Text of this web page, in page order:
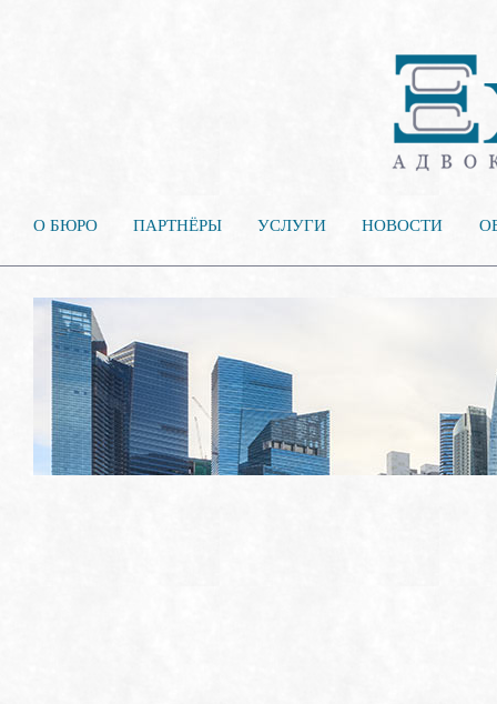
О БЮРО ПАРТНЁРЫ УСЛУГИ НОВОСТИ